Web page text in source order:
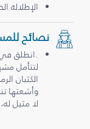
الإطلالة
نصائح
.انطلق في
لتتأمل
الكثبان
وأشعتها
لا مثيل